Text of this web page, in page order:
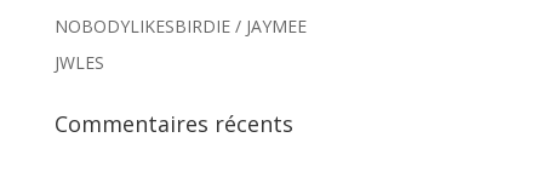
NOBODYLIKESBIRDIE / JAYMEE
JWLES
Commentaires récents